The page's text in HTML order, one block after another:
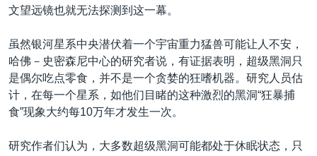
文望远镜也就无法探测到这一幕。
虽然银河星系中央潜伏着一个宇宙重力猛兽可能让人不安，
哈佛－史密森尼中心的研究者说，有证据表明，超级黑洞只
是偶尔吃点零食，并不是一个贪婪的狂嗜机器。研究人员估
计，在每一个星系，如他们目睹的这种激烈的黑洞“狂暴捕
食”现象大约每10万年才发生一次。
研究作者们认为，大多数超级黑洞可能都处于休眠状态，只